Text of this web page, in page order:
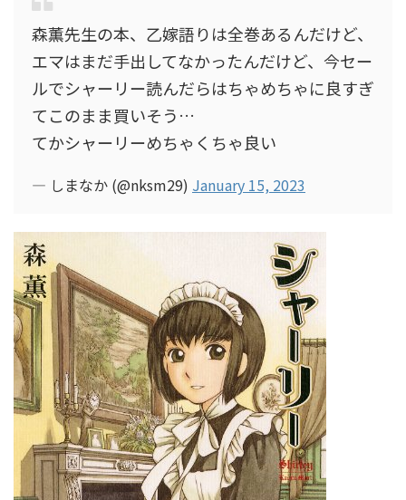
森薫先生の本、乙嫁語りは全巻あるんだけど、
エマはまだ手出してなかったんだけど、今セー
ルでシャーリー読んだらはちゃめちゃに良すぎ
てこのまま買いそう…
てかシャーリーめちゃくちゃ良い
— しまなか (@nksm29) January 15, 2023